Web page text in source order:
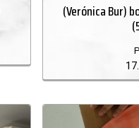
(Verónica Bur)